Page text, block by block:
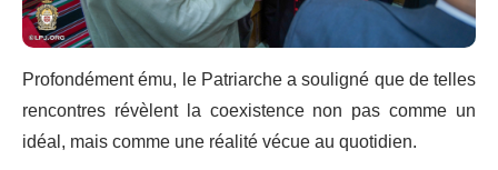
Profondément ému, le Patriarche a souligné que de telles
rencontres révèlent la coexistence non pas comme un
idéal, mais comme une réalité vécue au quotidien.